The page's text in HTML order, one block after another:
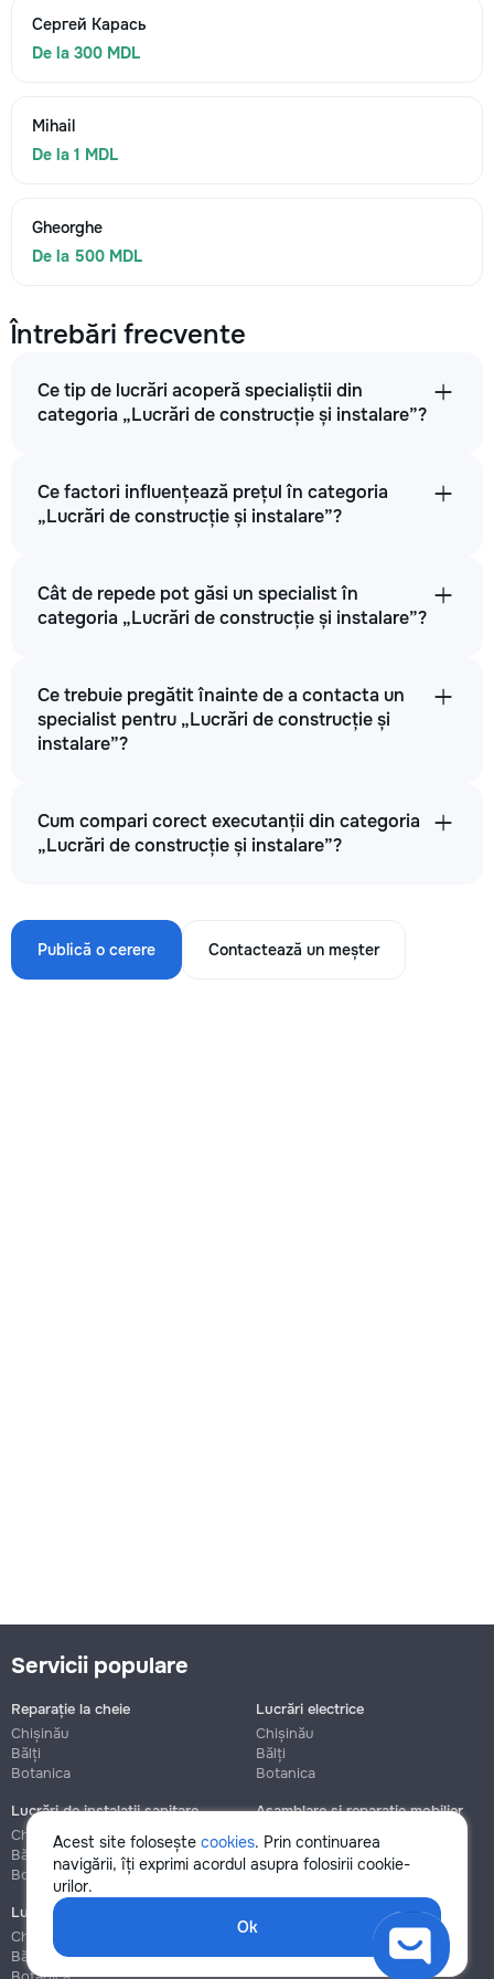
Сергей Карась
De la 300 MDL
Mihail
De la 1 MDL
Gheorghe
De la 500 MDL
Întrebări frecvente
Ce tip de lucrări acoperă specialiștii din
categoria „Lucrări de construcție și instalare”?
Ce factori influențează prețul în categoria
„Lucrări de construcție și instalare”?
Cât de repede pot găsi un specialist în
categoria „Lucrări de construcție și instalare”?
Ce trebuie pregătit înainte de a contacta un
specialist pentru „Lucrări de construcție și
instalare”?
Cum compari corect executanții din categoria
„Lucrări de construcție și instalare”?
Publică o cerere Contactează un meșter
Acest site folosește cookies. Prin continuarea
navigării, îți exprimi acordul asupra folosirii cookie-
urilor.
Ok
Servicii populare
Reparație la cheie
Chișinău
Bălți
Botanica
Lucrări electrice
Chișinău
Bălți
Botanica
Lucrări de instalații sanitare
Chișinău
Bălți
Botanica
Asamblare și reparație mobilier
Chișinău
Botanica
Lucrări de construcție și instalare
Chișinău
Bălți